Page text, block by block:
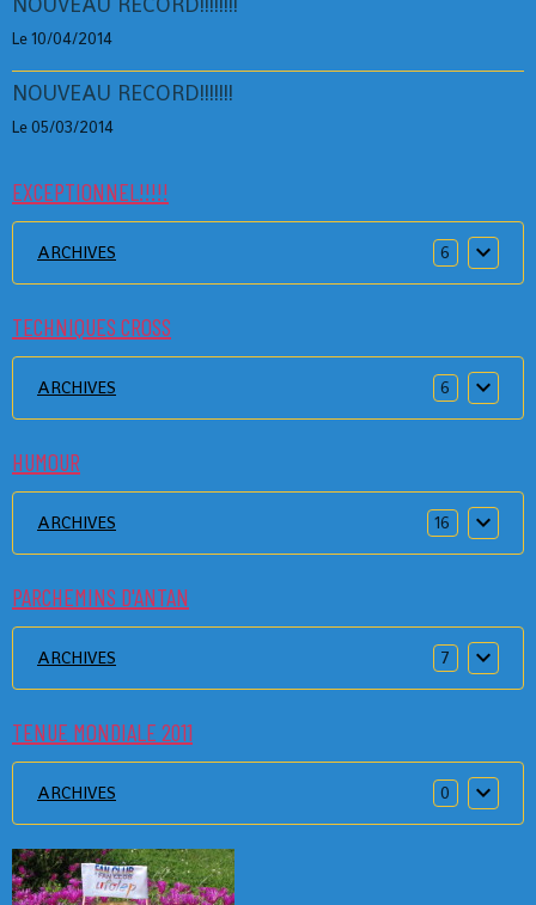
Le 10/04/2014
NOUVEAU RECORD!!!!!!!
Le 05/03/2014
EXCEPTIONNEL!!!!!
ARCHIVES 6
TECHNIQUES CROSS
ARCHIVES 6
HUMOUR
ARCHIVES 16
PARCHEMINS D'ANTAN
ARCHIVES 7
TENUE MONDIALE 2011
ARCHIVES 0